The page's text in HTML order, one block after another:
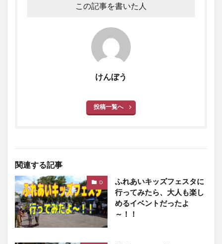
この記事を書いた人
けんぼう
投稿一覧へ
関連する記事
D
ふれあいキッズフェスタに
行ってみたら、大人も楽し
めるイベントだったよ
～！！